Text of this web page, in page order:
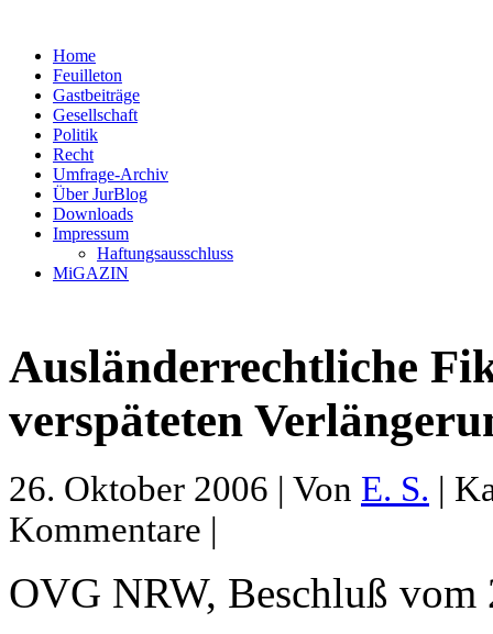
Home
Feuilleton
Gastbeiträge
Gesellschaft
Politik
Recht
Umfrage-Archiv
Über JurBlog
Downloads
Impressum
Haftungsausschluss
MiGAZIN
Ausländerrechtliche
verspäteten
26. Oktober 2006 | Von E. S. |
Kommentare |
OVG NRW, Beschluß